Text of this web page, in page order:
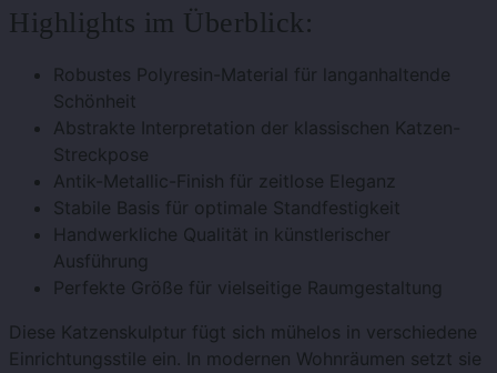
Highlights im Überblick:
Robustes Polyresin-Material für langanhaltende
Schönheit
Abstrakte Interpretation der klassischen Katzen-
Streckpose
Antik-Metallic-Finish für zeitlose Eleganz
Stabile Basis für optimale Standfestigkeit
Handwerkliche Qualität in künstlerischer
Ausführung
Perfekte Größe für vielseitige Raumgestaltung
Diese Katzenskulptur fügt sich mühelos in verschiedene
Einrichtungsstile ein. In modernen Wohnräumen setzt sie